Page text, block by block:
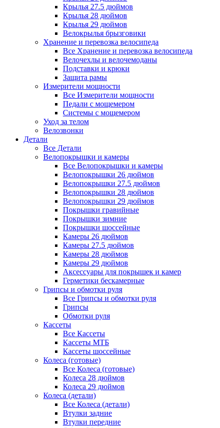
Крылья 27.5 дюймов
Крылья 28 дюймов
Крылья 29 дюймов
Велокрылья брызговики
Хранение и перевозка велосипеда
Все Хранение и перевозка велосипеда
Велочехлы и велочемоданы
Подставки и крюки
Защита рамы
Измерители мощности
Все Измерители мощности
Педали с мощемером
Системы с мощемером
Уход за телом
Велозвонки
Детали
Все Детали
Велопокрышки и камеры
Все Велопокрышки и камеры
Велопокрышки 26 дюймов
Велопокрышки 27.5 дюймов
Велопокрышки 28 дюймов
Велопокрышки 29 дюймов
Покрышки гравийные
Покрышки зимние
Покрышки шоссейные
Камеры 26 дюймов
Камеры 27.5 дюймов
Камеры 28 дюймов
Камеры 29 дюймов
Аксессуары для покрышек и камер
Герметики бескамерные
Грипсы и обмотки руля
Все Грипсы и обмотки руля
Грипсы
Обмотки руля
Кассеты
Все Кассеты
Кассеты МТБ
Кассеты шоссейные
Колеса (готовые)
Все Колеса (готовые)
Колеса 28 дюймов
Колеса 29 дюймов
Колеса (детали)
Все Колеса (детали)
Втулки задние
Втулки передние